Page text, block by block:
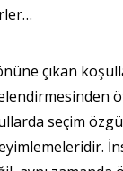
çıkan
seçim